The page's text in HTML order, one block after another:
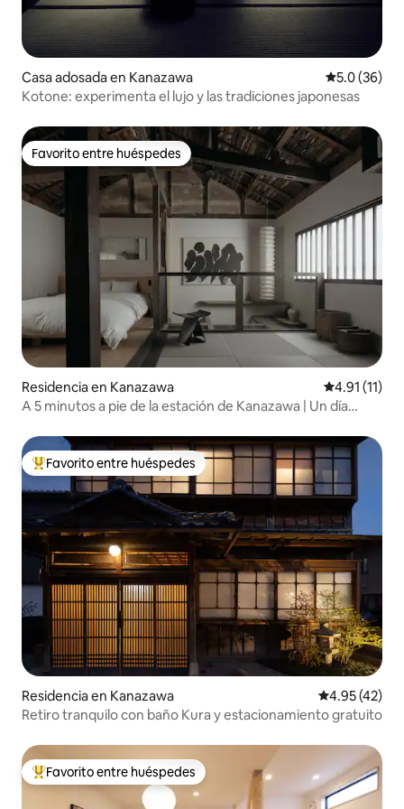
Casa adosada en Kanazawa Calificación
5.0 (36)
Kotone: experimenta el lujo y las tradiciones japonesas
Favorito entre huéspedes
Favorito entre huéspedes
Residencia en Kanazawa Calificación
4.91 (11)
A 5 minutos a pie de la estación de Kanazawa | Un día
grupos en un edificio entero | Haku_ma
De los mejores en Favorito entre huéspedes
Favorito entre huéspedes
Residencia en Kanazawa Calificación
4.95 (42)
Retiro tranquilo con baño Kura y estacionamiento gratuito
De los mejores en Favorito entre huéspedes
Favorito entre huéspedes